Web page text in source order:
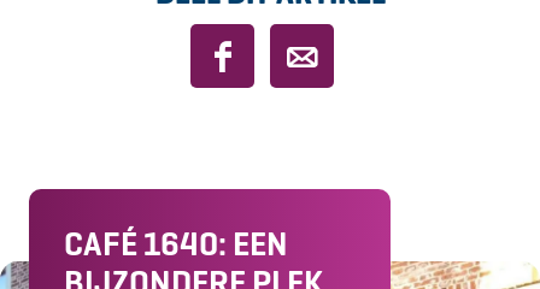
D
e
d
z
e
D
e
d
e
CAFÉ 1640: EEN